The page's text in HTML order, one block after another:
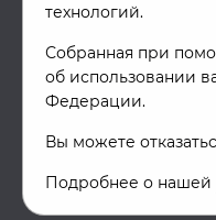
© «Тюменское
технологий.
Собранная при
об использовании
Федерации.
Вы можете
Подробнее о нашей